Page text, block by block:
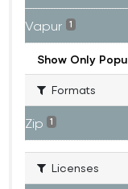
Vapur 1
Show Only
Formats
Zip 1
Licenses